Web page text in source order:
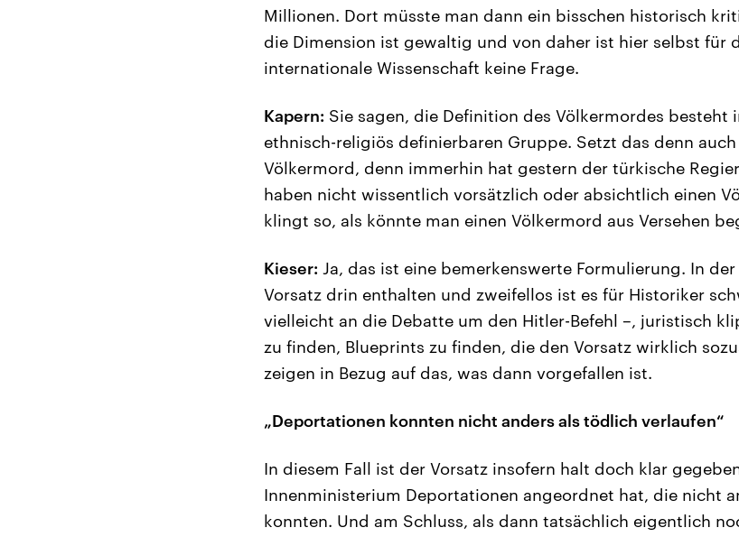
Millionen. Dort müsste man dann ein bisschen historisch
die Dimension ist gewaltig und von daher ist hier selbst für
internationale Wissenschaft keine Frage.
Kapern: Sie sagen, die Definition des Völkermordes besteht
ethnisch-religiös definierbaren Gruppe. Setzt das denn auch
Völkermord, denn immerhin hat gestern der türkische
haben nicht wissentlich vorsätzlich oder absichtlich einen
klingt so, als könnte man einen Völkermord aus Versehen
Kieser: Ja, das ist eine bemerkenswerte Formulierung. In
Vorsatz drin enthalten und zweifellos ist es für Historiker
vielleicht an die Debatte um den Hitler-Befehl –, juristisch
zu finden, Blueprints zu finden, die den Vorsatz wirklich
zeigen in Bezug auf das, was dann vorgefallen ist.
„Deportationen konnten nicht anders als tödlich verlaufen“
In diesem Fall ist der Vorsatz insofern halt doch klar
Innenministerium Deportationen angeordnet hat, die nicht
konnten. Und am Schluss, als dann tatsächlich eigentlich